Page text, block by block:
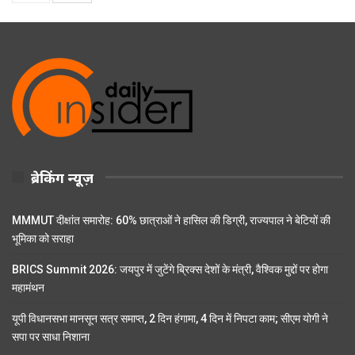
ब्रेकिंग न्यूज़
MMMUT दीक्षांत समारोह: 60% छात्राओं ने हासिल की डिग्री, राज्यपाल ने बेटियों की
भूमिका को सराहा
BRICS Summit 2026: जयपुर में जुटेंगे ब्रिक्स देशों के मंत्री, वैश्विक मुद्दों पर होगा
महामंथन
यूपी विधानसभा मानसून सत्र समाप्त, 2 दिन हंगामा, 4 दिन में निपटा काम; सीएम योगी ने
सपा पर साधा निशाना